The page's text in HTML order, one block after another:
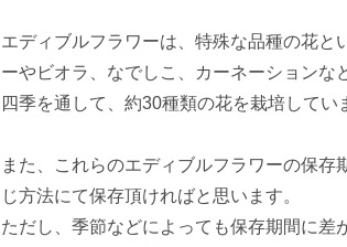
エディブルフラワーは、特殊な品種の花と
ーやビオラ、なでしこ、カーネーションな
四季を通して、約30種類の花を栽培してい
また、これらのエディブルフラワーの保存
じ方法にて保存頂ければと思います。
ただし、季節などによっても保存期間に差